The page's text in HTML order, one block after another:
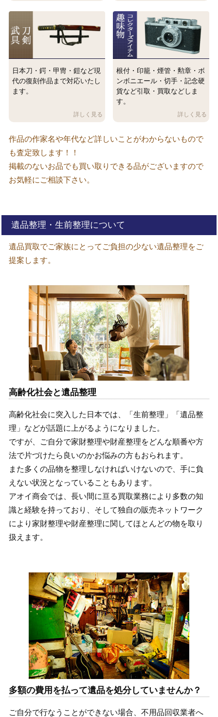
日本刀・鍔・甲冑・鎧など現
代の復刻作品まで対応いたし
ます。
根付・印籠・煙管・勲章・ボ
ンボニエール・切手・記念硬
貨など引取・買取などしま
す。
作品の作家名や年代など詳しいことがわからないもので
も査定致します！！
掲載のないお品でも買い取りできる品がございますので
お気軽にご相談下さい。
遺品整理・生前整理について
遺品買取でご家族にとってご負担の少ない遺品整理をご
提案します。
高齢化社会と遺品整理
高齢化社会に突入した日本では、「生前整理」「遺品整
理」などが話題に上がるようになりました。
ですが、ご自分で家財整理や財産整理をどんな順番や方
法で片づけたら良いのかお悩みの方もおられます。
また多くの品物を整理しなければいけないので、手に負
えない状況となっていることもあります。
アオイ商会では、長い間に亘る買取業務により多数の知
識と経験を持っており、そして独自の販売ネットワーク
により家財整理や財産整理に関してほとんどの物を取り
扱えます。
多額の費用を払って遺品を処分していませんか？
ご自分で行なうことができない場合、不用品回収業者へ